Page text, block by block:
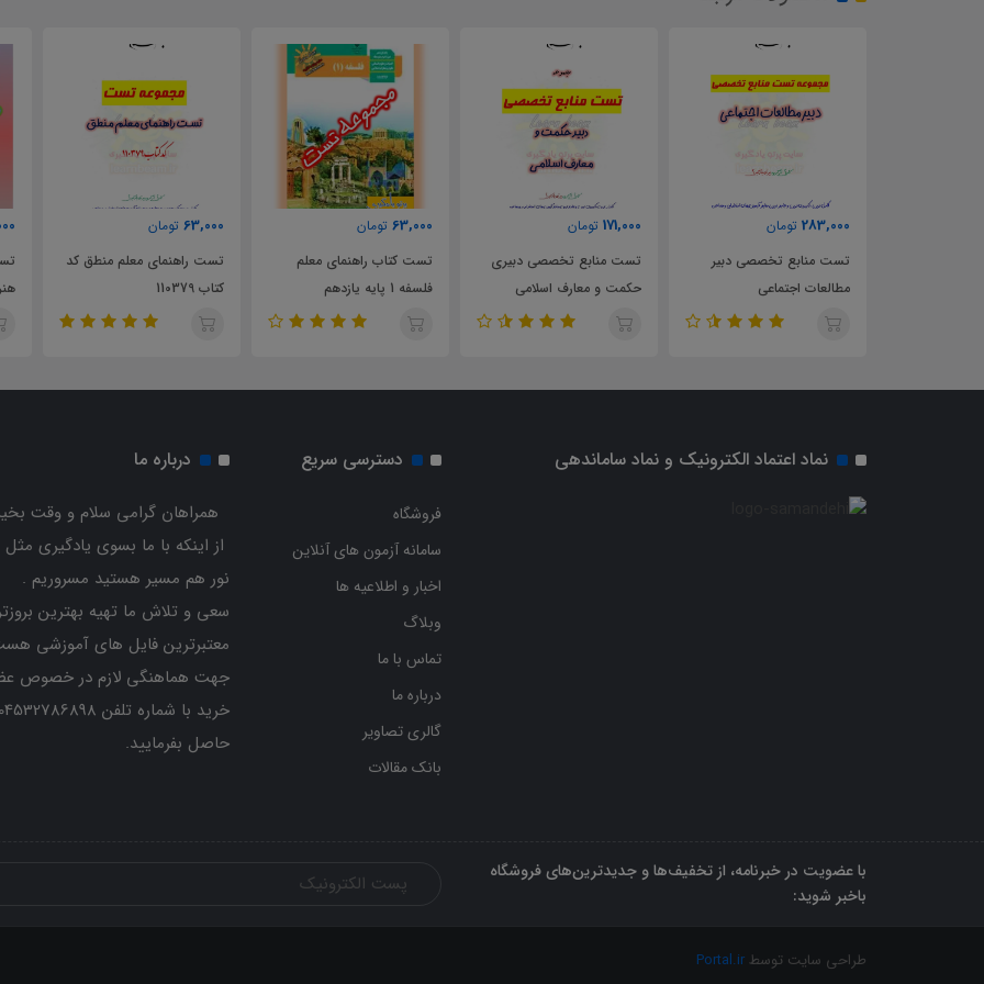
171,000 تومان
تست منابع تخصصی دبیری
حکمت و معارف اسلامی
63,000 تومان
تست کتاب راهنمای معلم
فلسفه 1 پایه یازدهم
63,000 تومان
تست راهنمای معلم منطق کد
کتاب 110379
57,000 تومان
تست راهنمای معلم فرهنگ و
هنر پایه هفتم متوسطه
نماد اعتماد الکترونیک و نماد ساماندهی دسترسی سریع
فروشگاه
سامانه آزمون های آنلاین
اخبار و اطلاعیه ها
وبلاگ
تماس با ما
درباره ما
گالری تصاویر
بانک مقالات
درباره ما
همراهان گرامی سلام و وقت
از اینکه با ما بسوی یادگیری
نور هم مسیر هستید مسروریم .
سعی و تلاش ما تهیه بهترین
معتبرترین فایل های آموزشی
جهت هماهنگی لازم در خصوص
حاصل بفرمایید.
با عضویت در خبرنامه، از تخفیف‌ها و جدیدترین‌های فروشگاه
باخبر شوید:
طراحی سایت توسط Portal.ir